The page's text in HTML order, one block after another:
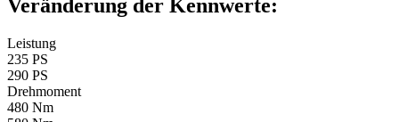
Veränderung der Kennwerte:
Leistung
235 PS
290 PS
Drehmoment
480 Nm